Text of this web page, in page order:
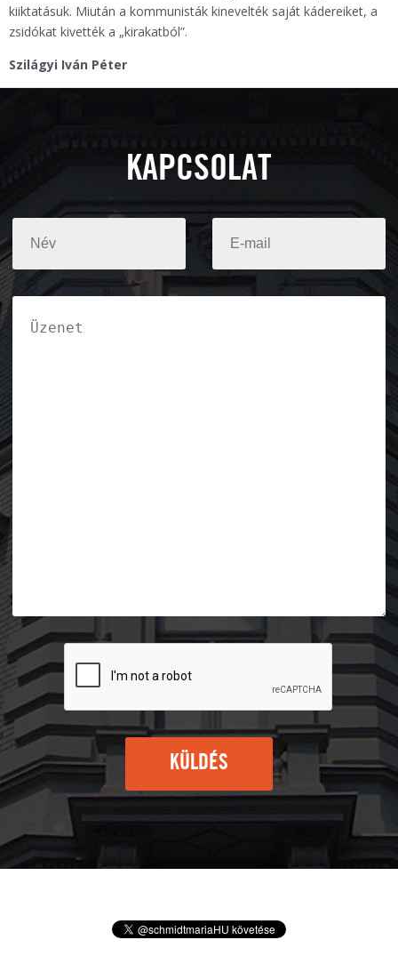
kiiktatásuk. Miután a kommunisták kinevelték saját kádereiket, a
zsidókat kivették a „kirakatból”.
Szilágyi Iván Péter
KAPCSOLAT
KÜLDÉS